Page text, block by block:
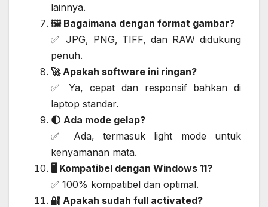
lainnya.
🖼️ Bagaimana dengan format gambar?
✅ JPG, PNG, TIFF, dan RAW didukung
penuh.
🚀 Apakah software ini ringan?
✅ Ya, cepat dan responsif bahkan di
laptop standar.
🌓 Ada mode gelap?
✅ Ada, termasuk light mode untuk
kenyamanan mata.
🖥️ Kompatibel dengan Windows 11?
✅ 100% kompatibel dan optimal.
🔐 Apakah sudah full activated?